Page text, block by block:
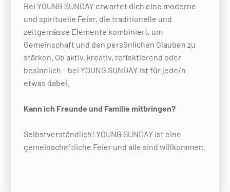
Bei YOUNG SUNDAY erwartet dich eine moderne
und spirituelle Feier, die traditionelle und
zeitgemässe Elemente kombiniert, um
Gemeinschaft und den persönlichen Glauben zu
stärken. Ob aktiv, kreativ, reflektierend oder
besinnlich – bei YOUNG SUNDAY ist für jede/n
etwas dabei.
Kann ich Freunde und Familie mitbringen?
Selbstverständlich! YOUNG SUNDAY ist eine
gemeinschaftliche Feier und alle sind willkommen.